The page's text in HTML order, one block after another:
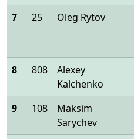
7
25 Oleg Rytov
8
808
Alexey
Kalchenko
9
108
Maksim
Sarychev